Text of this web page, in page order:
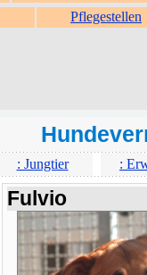
Pflegestellen
: Jungtier :
Fulvio